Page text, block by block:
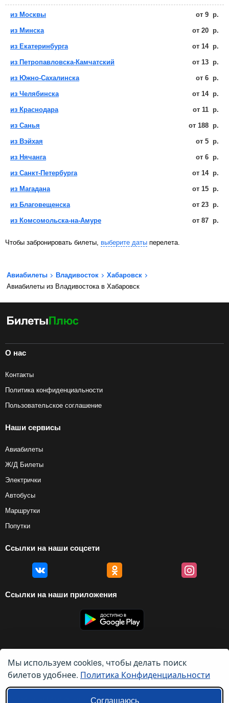
из Москвы от 9 р.
из Минска от 20 р.
из Екатеринбурга от 14 р.
из Петропавловска-Камчатский от 13 р.
из Южно-Сахалинска от 6 р.
из Челябинска от 14 р.
из Краснодара от 11 р.
из Санья от 188 р.
из Вэйхая от 5 р.
из Нячанга от 6 р.
из Санкт-Петербурга от 14 р.
из Магадана от 15 р.
из Благовещенска от 23 р.
из Комсомольска-на-Амуре от 87 р.
Чтобы забронировать билеты, выберите даты перелета.
Авиабилеты Владивосток
Хабаровск
Авиабилеты из Владивостока в Хабаровск
О нас
Контакты
Политика конфиденциальности
Пользовательское соглашение
Наши сервисы
Авиабилеты
Ж/Д Билеты
Электрички
Автобусы
Маршрутки
Попутки
Ссылки на наши соцсети
Ссылки на наши приложения
© 2012 — 2026, Biletyplus, ООО «Инновэйтив Трэвел Текнолоджиз». Все
права защищены. Использование этого сайта означает принятие правил
пользовательского соглашенияиполитики конфиденциальности.
Ссылки на наши региональные сайты:
Мы используем cookies, чтобы делать поиск
билетов удобнее. Политика Конфиденциальности
Соглашаюсь